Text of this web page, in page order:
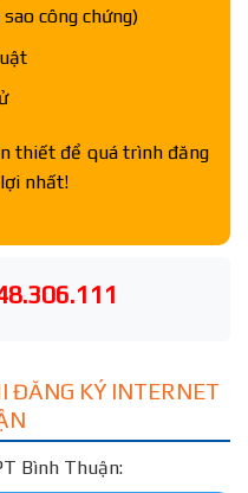
công chứng)
thiết để quá trình đăng
nhất!
ĐĂNG KÝ INTERNET
Bình Thuận: